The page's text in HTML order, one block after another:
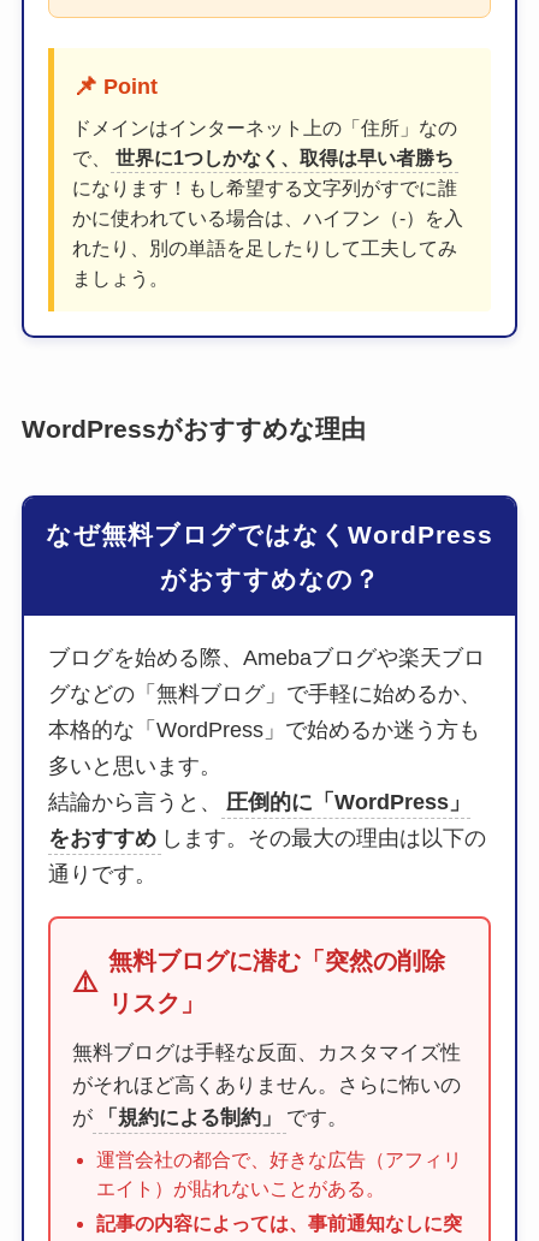
📌 Point
ドメインはインターネット上の「住所」なの
で、
世界に1つしかなく、取得は早い者勝ち
になります！もし希望する文字列がすでに誰
かに使われている場合は、ハイフン（-）を入
れたり、別の単語を足したりして工夫してみ
ましょう。
WordPressがおすすめな理由
なぜ無料ブログではなくWordPress
がおすすめなの？
ブログを始める際、Amebaブログや楽天ブロ
グなどの「無料ブログ」で手軽に始めるか、
本格的な「WordPress」で始めるか迷う方も
多いと思います。
結論から言うと、
圧倒的に「WordPress」
をおすすめ します。その最大の理由は以下の
通りです。
⚠️
無料ブログに潜む「突然の削除
リスク」
無料ブログは手軽な反面、カスタマイズ性
がそれほど高くありません。さらに怖いの
が
「規約による制約」 です。
運営会社の都合で、好きな広告（アフィリ
エイト）が貼れないことがある。
記事の内容によっては、事前通知なしに突